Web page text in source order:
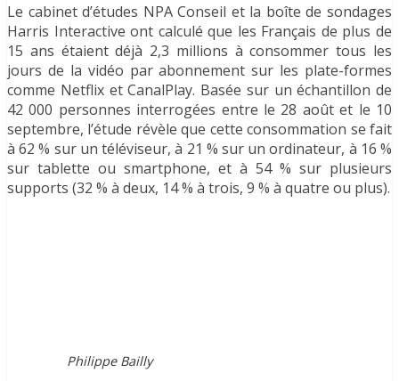
Le cabinet d’études NPA Conseil et la boîte de sondages
Harris Interactive ont calculé que les Français de plus de
15 ans étaient déjà 2,3 millions à consommer tous les
jours de la vidéo par abonnement sur les plate-formes
comme Netflix et CanalPlay. Basée sur un échantillon de
42 000 personnes interrogées entre le 28 août et le 10
septembre, l’étude révèle que cette consommation se fait
à 62 % sur un téléviseur, à 21 % sur un ordinateur, à 16 %
sur tablette ou smartphone, et à 54 % sur plusieurs
supports (32 % à deux, 14 % à trois, 9 % à quatre ou plus).
Philippe Bailly